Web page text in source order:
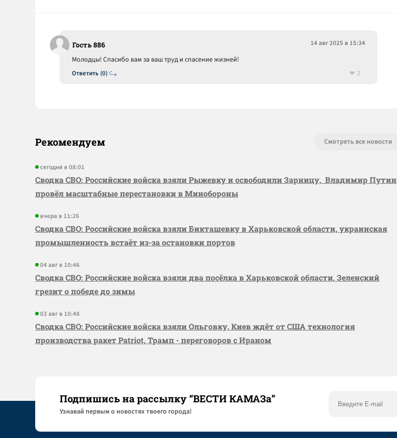
Гость 886 14 авг 2025 в 15:34
Ответить (0)
Молодцы! Спасибо вам за ваш труд и спасение жизней!
2
Рекомендуем Смотреть все новости
сегодня в 08:01
Сводка СВО: Российские войска взяли Рыжевку и освободили Зарницу, Владимир Путин
провёл масштабные перестановки в Минобороны
вчера в 11:26
Сводка СВО: Российские войска взяли Бикташевку в Харьковской области, украинская
промышленность встаёт из-за остановки портов
04 авг в 10:46
Сводка СВО: Российские войска взяли два посёлка в Харьковской области, Зеленский
грезит о победе до зимы
03 авг в 10:48
Сводка СВО: Российские войска взяли Ольговку, Киев ждёт от США технология
производства ракет Patriot, Трамп - переговоров с Ираном
Подпишись на рассылку “ВЕСТИ КАМАЗа”
Узнaвай первым о новостях твоего города!